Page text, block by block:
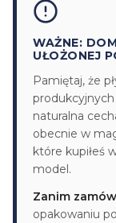
WAŻNE:
UŁOŻONEJ
Pamiętaj, że
naturalna
obecnie w
które kupiłeś
model.
Zanim
opakowaniu